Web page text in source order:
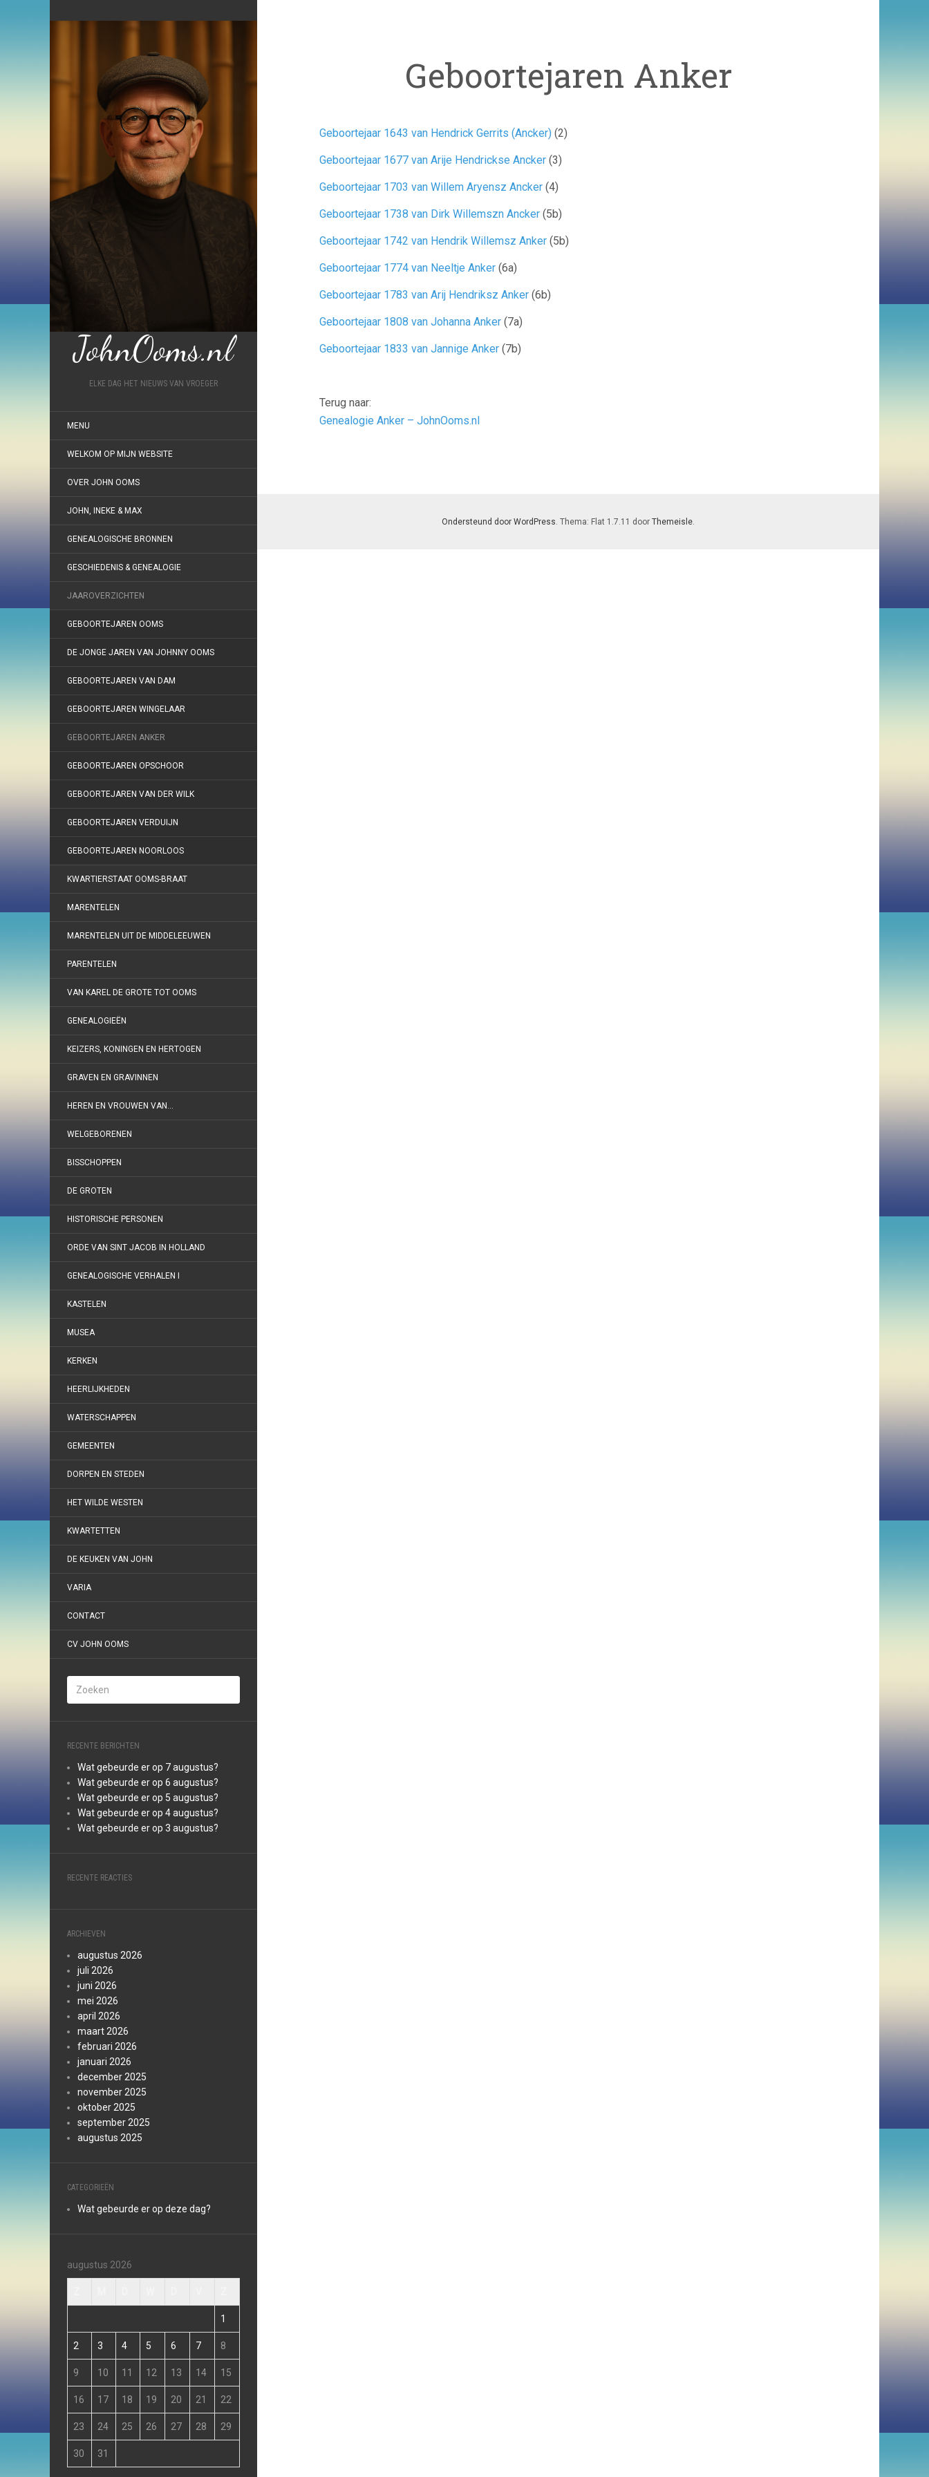
JohnOoms.nl
ELKE DAG HET NIEUWS VAN VROEGER
MENU
WELKOM OP MIJN WEBSITE
OVER JOHN OOMS
JOHN, INEKE & MAX
GENEALOGISCHE BRONNEN
GESCHIEDENIS & GENEALOGIE
JAAROVERZICHTEN
GEBOORTEJAREN OOMS
DE JONGE JAREN VAN JOHNNY OOMS
GEBOORTEJAREN VAN DAM
GEBOORTEJAREN WINGELAAR
GEBOORTEJAREN ANKER
GEBOORTEJAREN OPSCHOOR
GEBOORTEJAREN VAN DER WILK
GEBOORTEJAREN VERDUIJN
GEBOORTEJAREN NOORLOOS
KWARTIERSTAAT OOMS-BRAAT
MARENTELEN
MARENTELEN UIT DE MIDDELEEUWEN
PARENTELEN
VAN KAREL DE GROTE TOT OOMS
GENEALOGIEËN
KEIZERS, KONINGEN EN HERTOGEN
GRAVEN EN GRAVINNEN
HEREN EN VROUWEN VAN…
WELGEBORENEN
BISSCHOPPEN
DE GROTEN
HISTORISCHE PERSONEN
ORDE VAN SINT JACOB IN HOLLAND
GENEALOGISCHE VERHALEN I
KASTELEN
MUSEA
KERKEN
HEERLIJKHEDEN
WATERSCHAPPEN
GEMEENTEN
DORPEN EN STEDEN
HET WILDE WESTEN
KWARTETTEN
DE KEUKEN VAN JOHN
VARIA
CONTACT
CV JOHN OOMS
RECENTE BERICHTEN
Wat gebeurde er op 7 augustus?
Wat gebeurde er op 6 augustus?
Wat gebeurde er op 5 augustus?
Wat gebeurde er op 4 augustus?
Wat gebeurde er op 3 augustus?
RECENTE REACTIES
ARCHIEVEN
augustus 2026
juli 2026
juni 2026
mei 2026
april 2026
maart 2026
februari 2026
januari 2026
december 2025
november 2025
oktober 2025
september 2025
augustus 2025
CATEGORIEËN
Wat gebeurde er op deze dag?
augustus 2026
1
2 3 4 5 6 7 8
9 10 11 12 13 14 15
16 17 18 19 20 21 22
23 24 25 26 27 28 29
30 31
Geboortejaren Anker
Geboortejaar 1643 van Hendrick Gerrits (Ancker) (2)
Geboortejaar 1677 van Arije Hendrickse Ancker (3)
Geboortejaar 1703 van Willem Aryensz Ancker (4)
Geboortejaar 1738 van Dirk Willemszn Ancker (5b)
Geboortejaar 1742 van Hendrik Willemsz Anker (5b)
Geboortejaar 1774 van Neeltje Anker (6a)
Geboortejaar 1783 van Arij Hendriksz Anker (6b)
Geboortejaar 1808 van Johanna Anker (7a)
Geboortejaar 1833 van Jannige Anker (7b)
Terug naar:
Genealogie Anker – JohnOoms.nl
Ondersteund door WordPress. Thema: Flat 1.7.11 door Themeisle.